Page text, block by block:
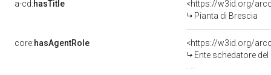
a-cd:hasTitle
<https://w3id.org/
Pianta di Brescia
core:hasAgentRole
<https://w3id.org/
Ente schedatore